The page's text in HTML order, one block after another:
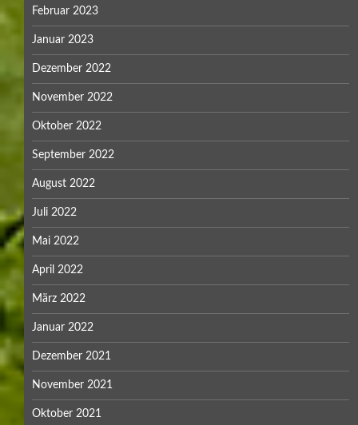
Februar 2023
Januar 2023
Dezember 2022
November 2022
Oktober 2022
September 2022
August 2022
Juli 2022
Mai 2022
April 2022
März 2022
Januar 2022
Dezember 2021
November 2021
Oktober 2021